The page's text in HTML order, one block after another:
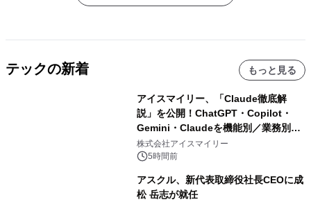
テックの新着 もっと見る
アイスマイリー、「Claude徹底解
説」を公開！ChatGPT・Copilot・
Gemini・Claudeを機能別／業務別に
比較―自社に合う生成AIの選び方がわ
かる実践ガイド
株式会社アイスマイリー
5時間前
アスクル、新代表取締役社長CEOに成
松 岳志が就任